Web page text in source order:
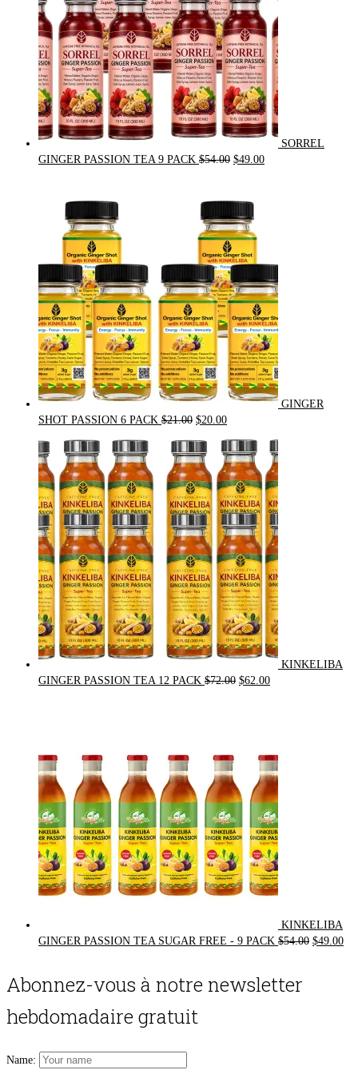
SORREL
GINGER PASSION TEA 9 PACK $54.00 Original
$54.00.
$49.00Current
GINGER
SHOT PASSION 6 PACK $21.00 Original
was:
$21.00.
$20.00Current
is:
$20.00.
KINKELIBA
GINGER PASSION TEA 12 PACK $72.00 Original
$62.00Current
KINKELIBA
GINGER PASSION TEA SUGAR FREE - 9 PACK $54.00 Original
$49.00
Abonnez-vous à notre newsletter
hebdomadaire gratuit
Name: